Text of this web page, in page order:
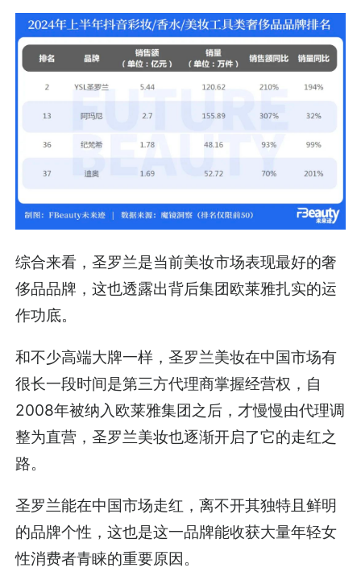
综合来看，圣罗兰是当前美妆市场表现最好的奢
侈品品牌，这也透露出背后集团欧莱雅扎实的运
作功底。
和不少高端大牌一样，圣罗兰美妆在中国市场有
很长一段时间是第三方代理商掌握经营权，自
2008年被纳入欧莱雅集团之后，才慢慢由代理调
整为直营，圣罗兰美妆也逐渐开启了它的走红之
路。
圣罗兰能在中国市场走红，离不开其独特且鲜明
的品牌个性，这也是这一品牌能收获大量年轻女
性消费者青睐的重要原因。